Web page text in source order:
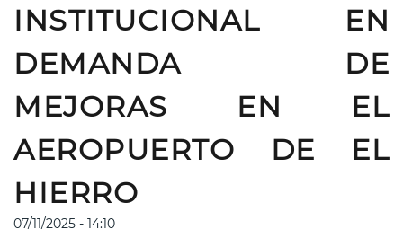
INSTITUCIONAL EN
DEMANDA DE
MEJORAS EN EL
AEROPUERTO DE EL
HIERRO
07/11/2025 - 14:10